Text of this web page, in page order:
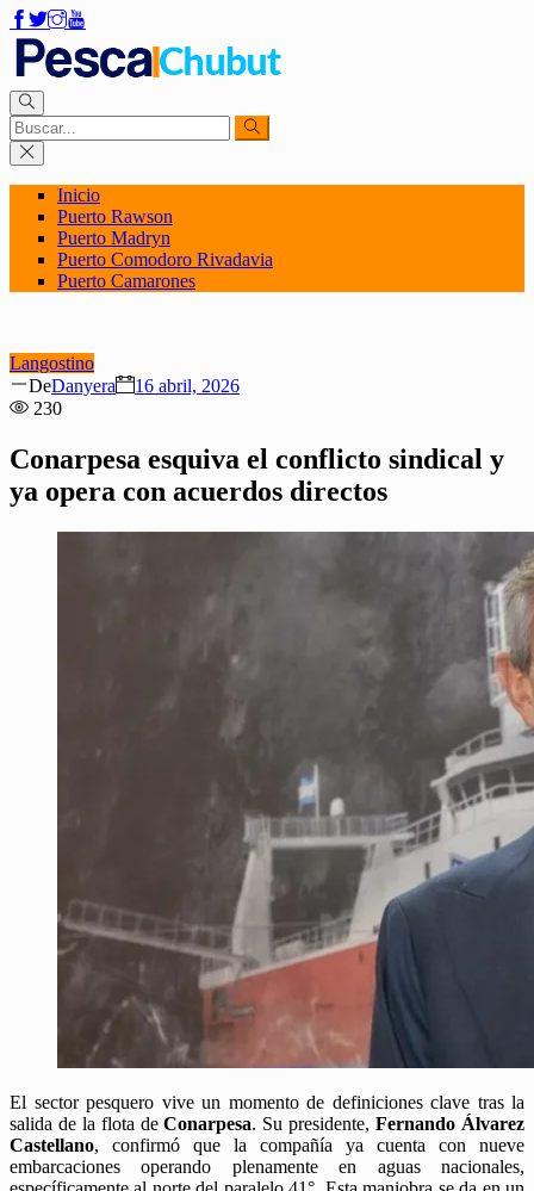
Inicio
Puerto Rawson
Puerto Madryn
Puerto Comodoro Rivadavia
Puerto Camarones
Langostino
DeAuthor
Danyera
Posted
16 abril, 2026
230
Conarpesa esquiva el conflicto sindical y
ya opera con acuerdos directos
El sector pesquero vive un momento de definiciones clave tras la
salida de la flota deConarpesa. Su presidente,Fernando Álvarez
Castellano, confirmó que la compañía ya cuenta con nueve
embarcaciones operando plenamente en aguas nacionales,